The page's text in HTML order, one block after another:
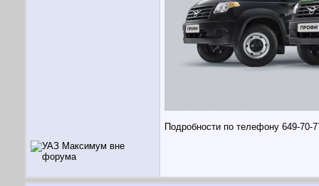
Подробности по телефону 649-70-